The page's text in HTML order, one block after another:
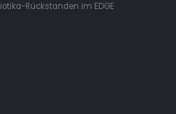
Rückstanden im EDGE